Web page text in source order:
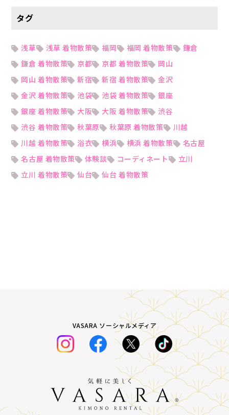
タグ
浅草 浅草 着物散策 福岡 福岡 着物散策
鎌倉
鎌倉 着物散策
京都 京都 着物散策
岡山
岡山 着物散策
新宿 新宿 着物散策
金沢
金沢 着物散策
池袋 池袋 着物散策
銀座
銀座 着物散策
大阪 大阪 着物散策
渋谷
渋谷 着物散策
秋葉原 秋葉原 着物散策
川越
川越 着物散策
浴衣 横浜 横浜 着物散策
名古屋
名古屋 着物散策
体験談 コーディネート
立川
立川 着物散策
仙台 仙台 着物散策
VASARA ソーシャルメディア